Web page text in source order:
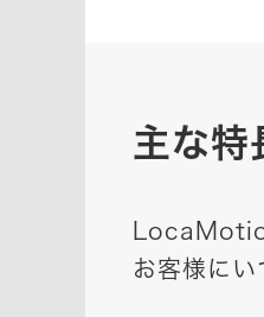
主な特
お客様にい